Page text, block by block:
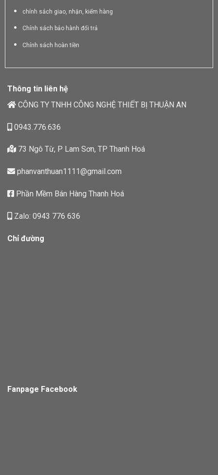
chính sách giao, nhận, kiểm hàng
Chính sách bảo hành đổi trả
Chính sách hoàn tiền
Thông tin liên hệ
CÔNG TY TNHH CÔNG NGHỆ THIẾT BỊ THUẬN AN
0943.776.636
73 Ngô Từ, P Lam Sơn, TP Thanh Hoá
phanvanthuan1111@gmail.com
Phần Mềm Bán Hàng Thanh Hoá
Zalo: 0943 776 636
Chỉ đường
Fanpage Facebook